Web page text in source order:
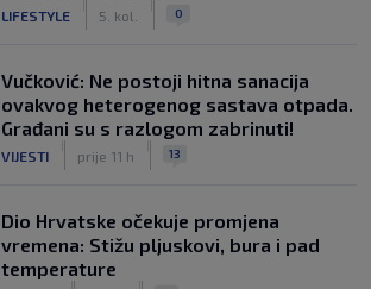
LIFESTYLE 5. kol. 0
Vučković: Ne postoji hitna sanacija
ovakvog heterogenog sastava otpada.
Građani su s razlogom zabrinuti!
VIJESTI prije 11 h 13
Dio Hrvatske očekuje promjena
vremena: Stižu pljuskovi, bura i pad
temperature